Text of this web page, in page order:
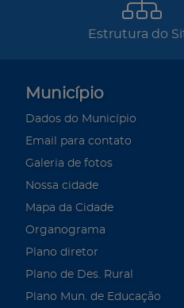
Estrutura do
Município
Dados do Município
Email para contato
Galeria de fotos
Nossa cidade
Mapa da Cidade
Organograma
Plano diretor
Plano de Des. Rural
Plano Mun. de Educação